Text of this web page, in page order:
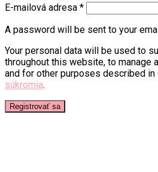
E-mailová adresa *
A password will be sent to your
Your personal data will be used to
throughout this website, to manage
and for other purposes described in
súkromia.
Registrovať sa